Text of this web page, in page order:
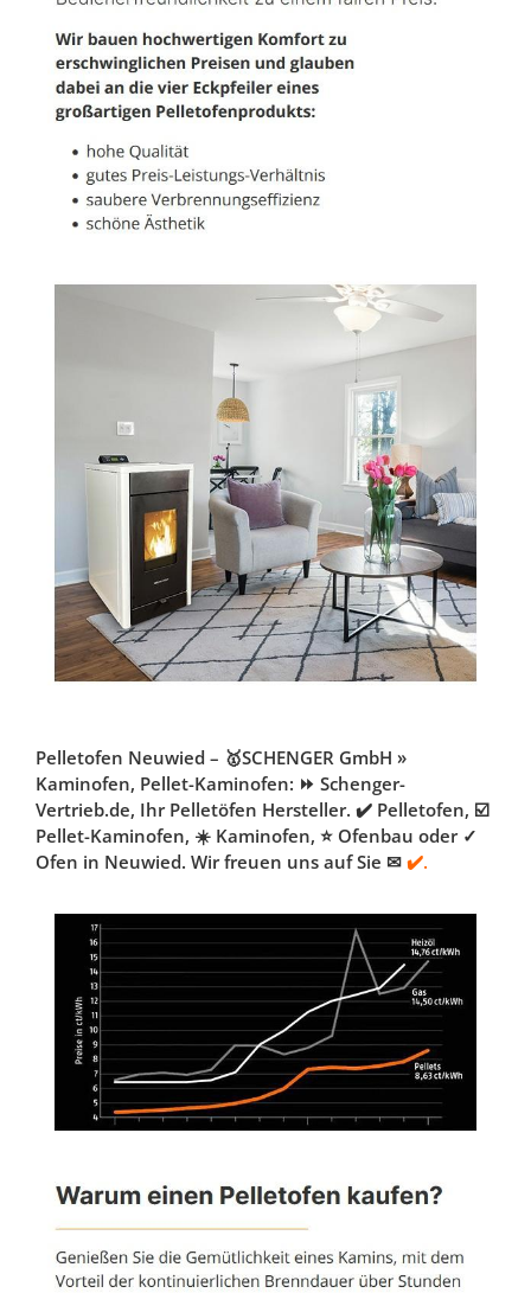
Pelletofen Neuwied – 🥇SCHENGER GmbH »
Kaminofen, Pellet-Kaminofen: ⏩ Schenger-
Vertrieb.de, Ihr Pelletöfen Hersteller. ✔️ Pelletofen, ☑️
Pellet-Kaminofen, ☀️ Kaminofen, ⭐ Ofenbau oder ✓
Ofen in Neuwied. Wir freuen uns auf Sie ✉ ✔️.